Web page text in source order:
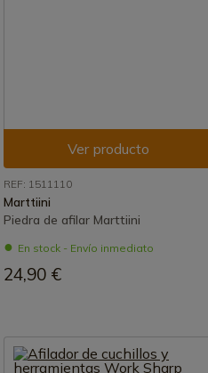
Ver producto
REF: 1511110
Marttiini
Piedra de afilar Marttiini
En stock - Envío inmediato
24,90 €